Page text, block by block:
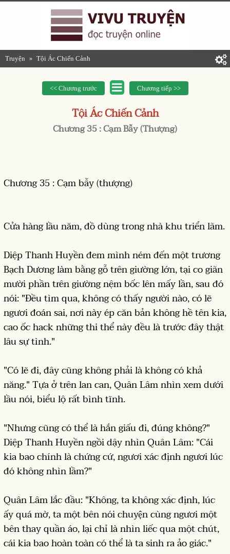
Truyện » Tội Ác Chiến Cảnh
<< Chương trước Chương tiếp >>
Tội Ác Chiến Cảnh
Chương 35 : Cạm Bẫy (thượng)
Chương 35 : Cạm bẫy (thượng)
Cửa hàng lầu năm, đồ dùng trong nhà khu triển lãm.
Diệp Thanh Huyền đem mình ném đến một trương
Bạch Dương làm bằng gỗ trên giường lớn, tại co giãn
mười phần trên giường nệm bốc lên mấy lần, sau đó
nói: "Đều tìm qua, không có thấy người nào, có lẽ
ngươi đoán sai, nơi này ép căn bản không hề tên kia,
cao ốc hack những thi thể này đều là trước đây thật
lâu sự tình."
"Có lẽ đi, đây cũng không phải là không có khả
năng." Tựa ở trên lan can, Quân Lâm nhìn xem dưới
lầu nói, biểu lộ rất bình tĩnh.
"Nhưng cũng có thể là hắn giấu đi, đúng không?"
Diệp Thanh Huyền ngồi dậy nhìn Quân Lâm: "Cái
kia bao chính là chứng cứ, ngươi xác định ngươi lúc
đó không nhìn lầm?"
Quân Lâm lắc đầu: "Không, ta không xác định, lúc
ấy quá mờ, ta một bên nói chuyện cùng ngươi một
bên thay quần áo, lại chỉ là nhìn liếc qua một chút,
cái kia bao hoàn toàn có thể là ta sinh ra ảo giác."